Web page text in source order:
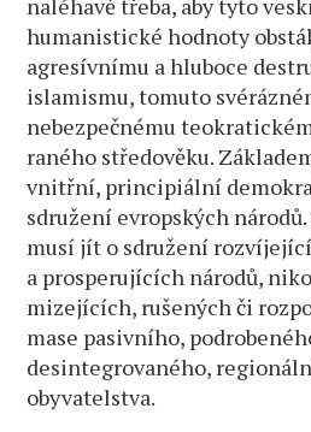
humanistické hodnoty
agresívnímu a hluboce
islamismu, tomuto
nebezpečnému
raného středověku.
vnitřní, principiální
sdružení evropských
musí jít o sdružení
a prosperujících národů,
mizejících, rušených či
mase pasivního,
desintegrovaného,
obyvatelstva.